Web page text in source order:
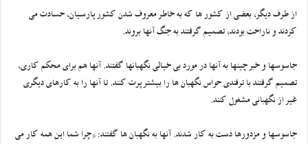
از طرف دیگر، بعضی از کشور ها که به خاطر معروف شدن کشور پارسیان، حسادت می
کردند و ناراحت بودند، تصمیم گرفتند به جنگ آنها بروند.
جاسوسها و خبر چینها به آنها در مورد بی خیالی نگهبانها گفتند. آنها هم برای محکم کاری،
تصمیم گرفتند با ترفندی حواس نگهبان ها را بیشتر پرت کنند. تا آنها را به کارهای دیگری
غیر از نگهبانی مشغول کنند.
جاسوسها و مزدورها دست به کار شدند. آنها به نگهبان ها گفتند: «چرا شما این همه کار می